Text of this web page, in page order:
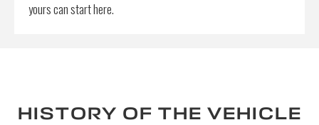
yours can start here.
HISTORY OF THE VEHICLE